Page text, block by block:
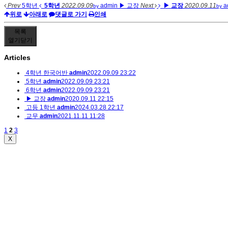
Prev5학년 5학년 2022.09.09by admin ▶ 교장 Next ▶ 교장 2020.09.11by
위로
아래로 댓글로 가기 인쇄
목록
열기 닫기
Articles
4학년 한국어반 admin2022.09.09 23:22
5학년 admin2022.09.09 23:21
6학년 admin2022.09.09 23:21
▶ 교장 admin2020.09.11 22:15
고등 1학년 admin2024.03.28 22:17
교무 admin2021.11.11 11:28
1 2 3
X